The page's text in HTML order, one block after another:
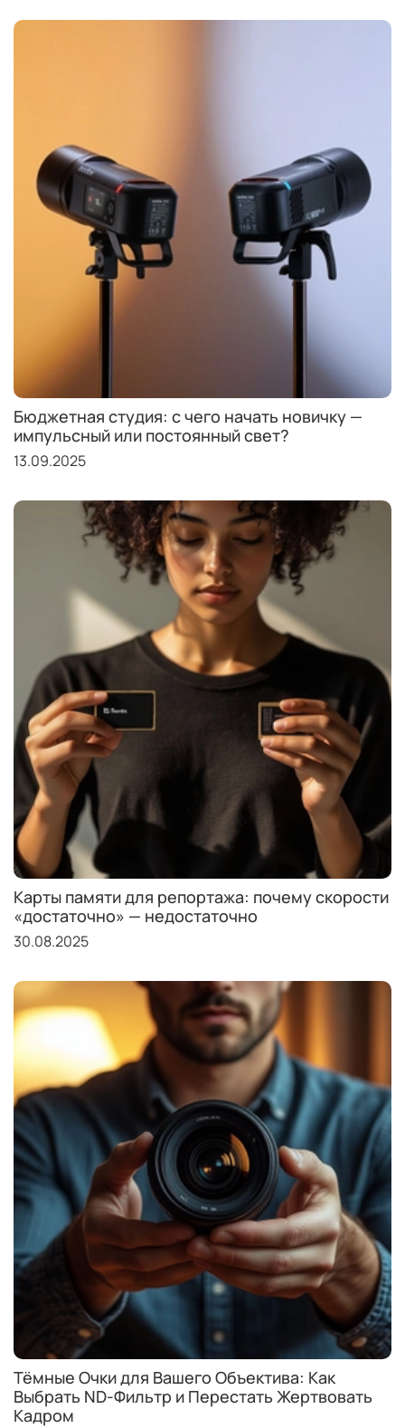
Бюджетная студия: с чего начать новичку —
импульсный или постоянный свет?
13.09.2025
Карты памяти для репортажа: почему скорости
«достаточно» — недостаточно
30.08.2025
Тёмные Очки для Вашего Объектива: Как
Выбрать ND-Фильтр и Перестать Жертвовать
Кадром